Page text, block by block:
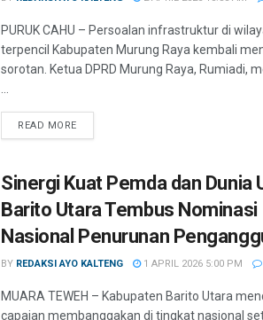
PURUK CAHU – Persoalan infrastruktur di
terpencil Kabupaten Murung Raya kembali
sorotan. Ketua DPRD Murung Raya, Rumiadi,
READ MORE
Sinergi Kuat Pemda dan Dunia
Barito Utara Tembus Nominasi
Nasional Penurunan
BY REDAKSI AYO KALTENG 1 APRIL 2026 5:00 PM
MUARA TEWEH – Kabupaten Barito Utara
capaian membanggakan di tingkat nasional